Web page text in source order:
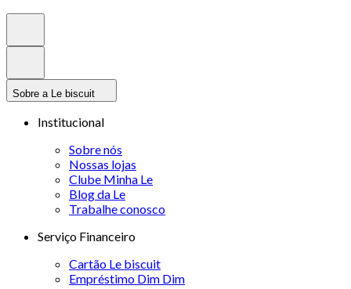
Sobre a Le biscuit
Institucional
Sobre nós
Nossas lojas
Clube Minha Le
Blog da Le
Trabalhe conosco
Serviço Financeiro
Cartão Le biscuit
Empréstimo Dim Dim